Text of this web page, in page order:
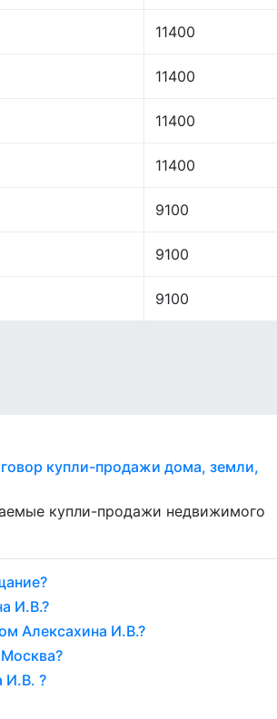
11400
11400
11400
11400
9100
9100
9100
купли-продажи дома, земли,
купли-продажи недвижимого
И.В.?
Алексахина И.В.?
И.В. ?